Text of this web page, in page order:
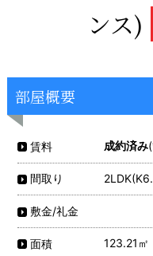
ンス)
部屋概要
賃料 成約済み
間取り
敷金/礼金
面積 123.21㎡